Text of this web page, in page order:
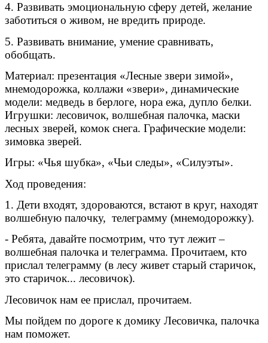
4. Развивать эмоциональную сферу детей, желание
заботиться о живом, не вредить природе.
5. Развивать внимание, умение сравнивать,
обобщать.
Материал: презентация «Лесные звери зимой»,
мнемодорожка, коллажи «звери», динамические
модели: медведь в берлоге, нора ежа, дупло белки.
Игрушки: лесовичок, волшебная палочка, маски
лесных зверей, комок снега. Графические модели:
зимовка зверей.
Игры: «Чья шубка», «Чьи следы», «Силуэты».
Ход проведения:
1. Дети входят, здороваются, встают в круг, находят
волшебную палочку, телеграмму (мнемодорожку).
- Ребята, давайте посмотрим, что тут лежит –
волшебная палочка и телеграмма. Прочитаем, кто
прислал телеграмму (в лесу живет старый старичок,
это старичок... лесовичок).
Лесовичок нам ее прислал, прочитаем.
Мы пойдем по дороге к домику Лесовичка, палочка
нам поможет.